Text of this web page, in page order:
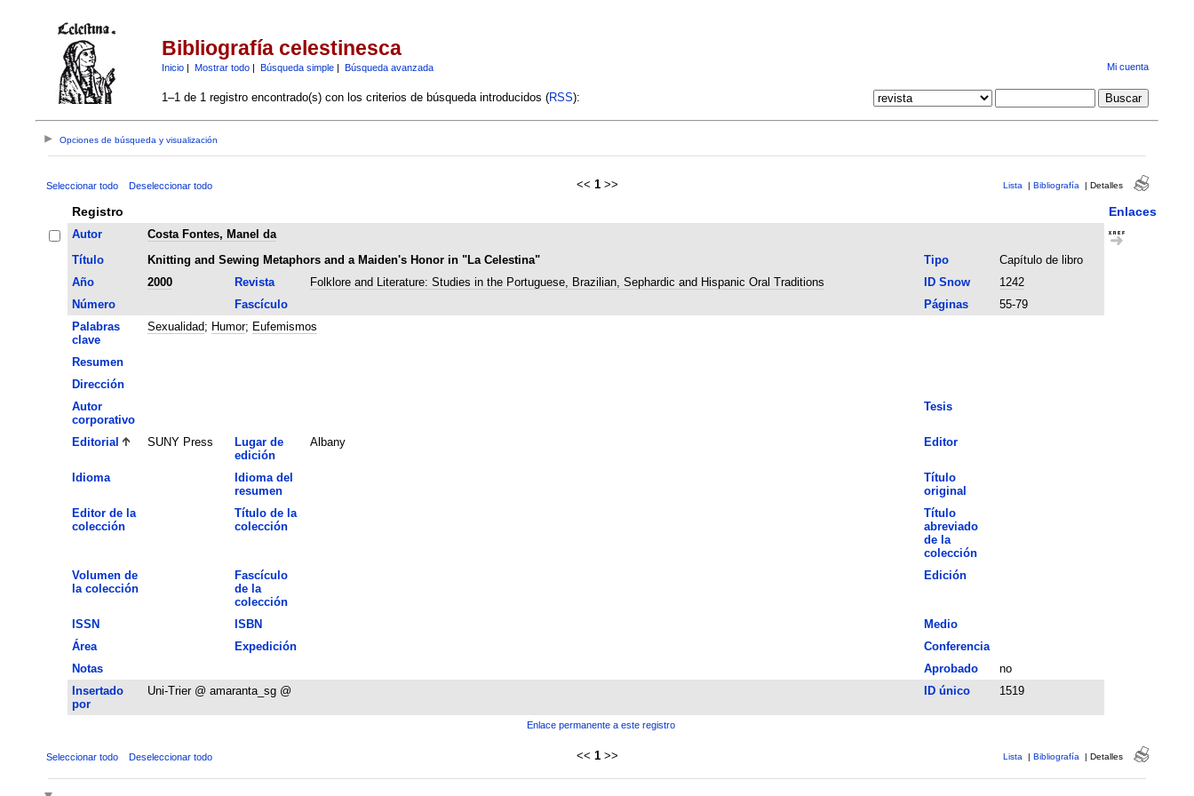
Bibliografía celestinesca
Inicio| Mostrar todo| Búsqueda simple| Búsqueda avanzada Mi cuenta
1–1 de 1 registro encontrado(s) con los criterios de búsqueda introducidos (RSS):
Opciones de búsqueda y visualización
Seleccionar todo Deseleccionar todo << 1 >> Lista | Bibliografía | Detalles
Registro Enlaces
Autor
Costa Fontes, Manel da
Título
Knitting and Sewing Metaphors and a Maiden's Honor in "La Celestina" Tipo
Capítulo de libro
Año
2000 Revista Folklore and Literature: Studies in the Portuguese, Brazilian, Sephardic and Hispanic Oral Traditions ID Snow
1242
Número
Fascículo Páginas
55-79
Palabras
clave
Sexualidad; Humor; Eufemismos
Resumen
Dirección
Autor
corporativo
Tesis
Editorial SUNY Press
Lugar de
edición
Albany Editor
Idioma
Idioma del
resumen
Título
original
Editor de la
colección
Título de la
colección
Título
abreviado
de la
colección
Volumen de
la colección
Fascículo
de la
colección
Edición
ISSN ISBN
Medio
Área
Expedición
Conferencia
Notas
Aprobado
no
Insertado
por
Uni-Trier @ amaranta_sg @ ID único 1519
Enlace permanente a este registro
Seleccionar todo Deseleccionar todo << 1 >> Lista | Bibliografía | Detalles